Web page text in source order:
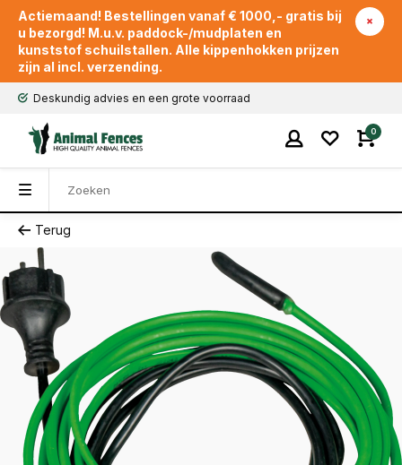
Actiemaand! Bestellingen vanaf € 1000,- gratis bij
u bezorgd! M.u.v. paddock-/mudplaten en
kunststof schuilstallen. Alle kippenhokken prijzen
zijn al incl. verzending.
Deskundig advies en een grote voorraad
0
Terug